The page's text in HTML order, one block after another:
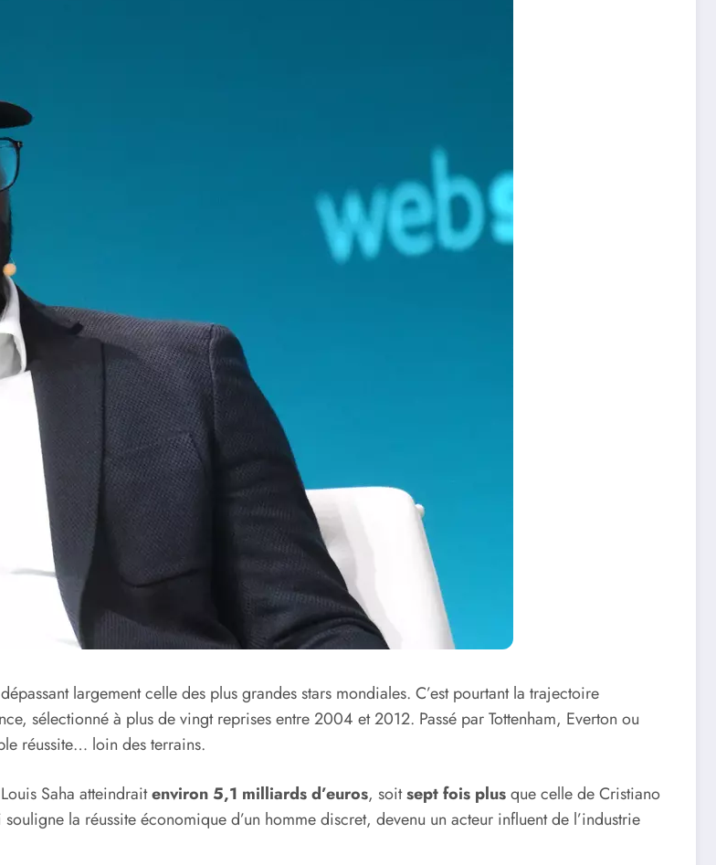
largement celle des plus grandes stars mondiales. C’est pourtant la trajectoire
sélectionné à plus de vingt reprises entre 2004 et 2012. Passé par Tottenham, Everton ou
réussite… loin des terrains.
Saha atteindraitenviron 5,1 milliards d’euros, soitsept fois plusque celle de Cristiano
la réussite économique d’un homme discret, devenu un acteur influent de l’industrie